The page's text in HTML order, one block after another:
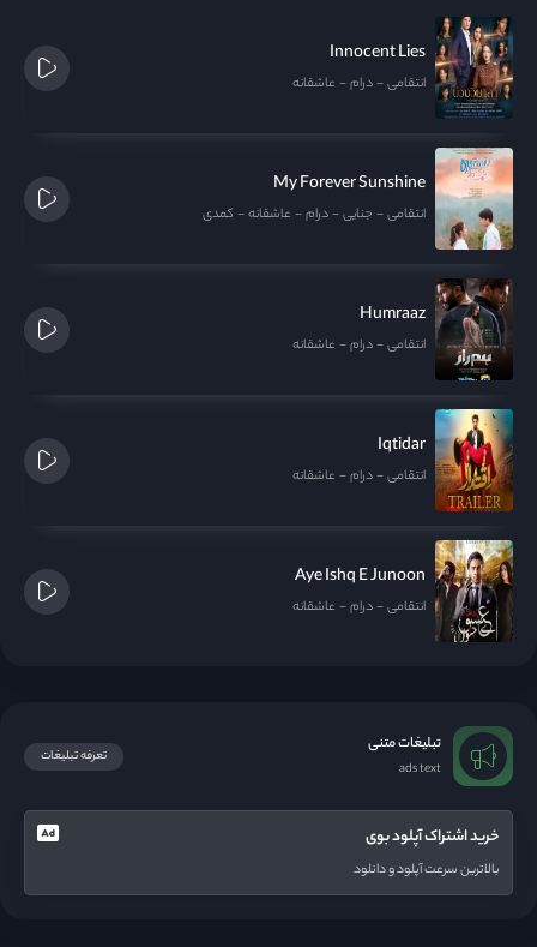
Innocent Lies
انتقامی درام عاشقانه
My Forever Sunshine
انتقامی جنایی درام عاشقانه کمدی
Humraaz
انتقامی درام عاشقانه
Iqtidar
انتقامی درام عاشقانه
Aye Ishq E Junoon
انتقامی درام عاشقانه
تبلیغات متنی
ads text
تعرفه تبلیغات
خرید اشتراک آپلود بوی
بالاترین سرعت آپلود و دانلود